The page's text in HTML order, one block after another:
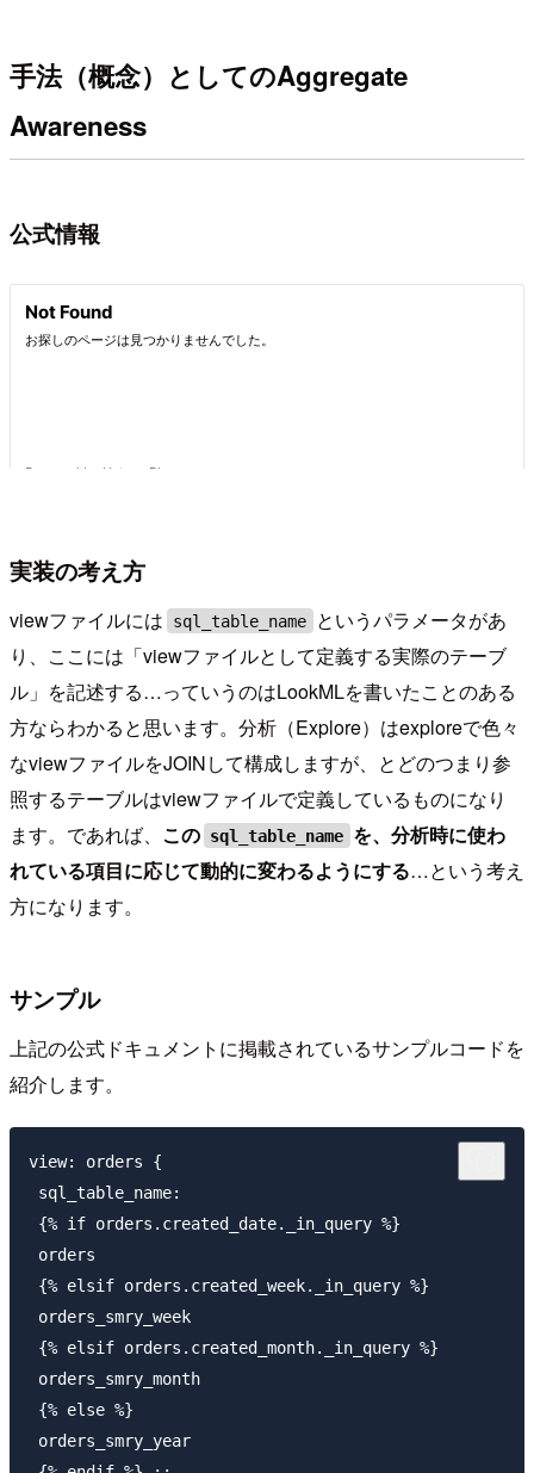
手法（概念）としてのAggregate
Awareness
公式情報
実装の考え方
viewファイルには sql_table_name
というパラメータがあ
り、ここには「viewファイルとして定義する実際のテーブ
ル」を記述する…っていうのはLookMLを書いたことのある
方ならわかると思います。分析（Explore）はexploreで色々
なviewファイルをJOINして構成しますが、とどのつまり参
照するテーブルはviewファイルで定義しているものになり
ます。であれば、 この sql_table_name を、分析時に使わ
れている項目に応じて動的に変わるようにする…という考え
方になります。
サンプル
上記の公式ドキュメントに掲載されているサンプルコードを
紹介します。
view: orders {
sql_table_name:
{% if orders.created_date._in_query %}
orders
{% elsif orders.created_week._in_query %}
orders_smry_week
{% elsif orders.created_month._in_query %}
orders_smry_month
{% else %}
orders_smry_year